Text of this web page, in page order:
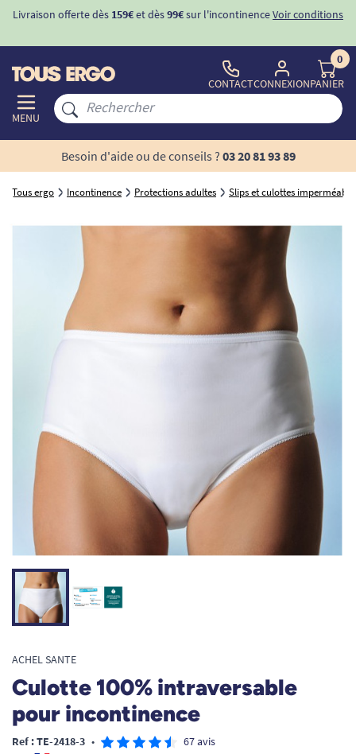
Livraison offerte dès 159€et dès99€sur l'incontinenceVoir conditions
MENU
CONTACTCONNEXION
0
PANIER
Besoin d'aide ou de conseils ? 03 20 81 93 89
Tous ergo Incontinence Protections adultes Slips et culottes
ACHEL SANTE
Culotte 100% intraversable
pour incontinence
Ref : TE-2418-3 •
67 avis